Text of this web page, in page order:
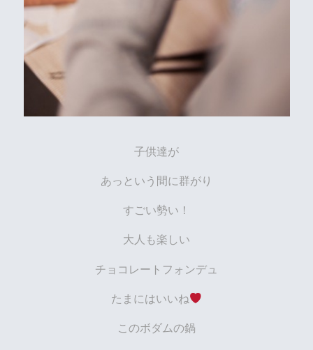
子供達が
あっという間に群がり
すごい勢い！
大人も楽しい
チョコレートフォンデュ
たまにはいいね
このボダムの鍋